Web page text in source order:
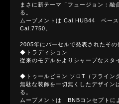
まさに新テーマ「フュージョン：融
る。
ムーブメントは Cal.HUB44 ベース
Cal.7750。
2005年にバーセルで発表されたその
◆トラディション
従来のモデルをよりシャープなスタ
◆トゥールビヨン ソロT（フライン
無駄な装飾を一切無くしたデザイン
る。
ムーブメントは BNBコンセプトに